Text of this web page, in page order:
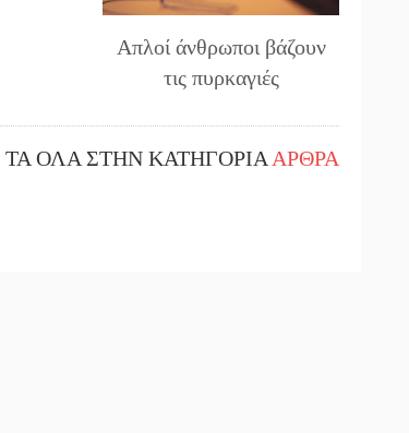
Απλοί άνθρωποι βάζουν
τις πυρκαγιές
ΤΑ ΟΛΑ ΣΤΗΝ ΚΑΤΗΓΟΡΙΑ ΑΡΘΡΑ